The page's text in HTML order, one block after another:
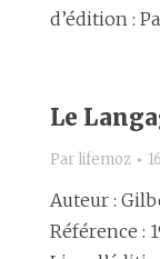
d’édition :
Le
Par lifemoz
Auteur :
Référence :